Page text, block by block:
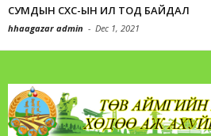
СУМДЫН СХС-ЫН ИЛ ТОД БАЙДАЛ
hhaagazar admin - Dec 1, 2021